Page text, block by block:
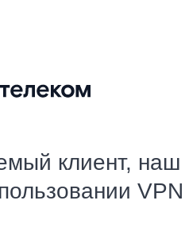
клиент, наш